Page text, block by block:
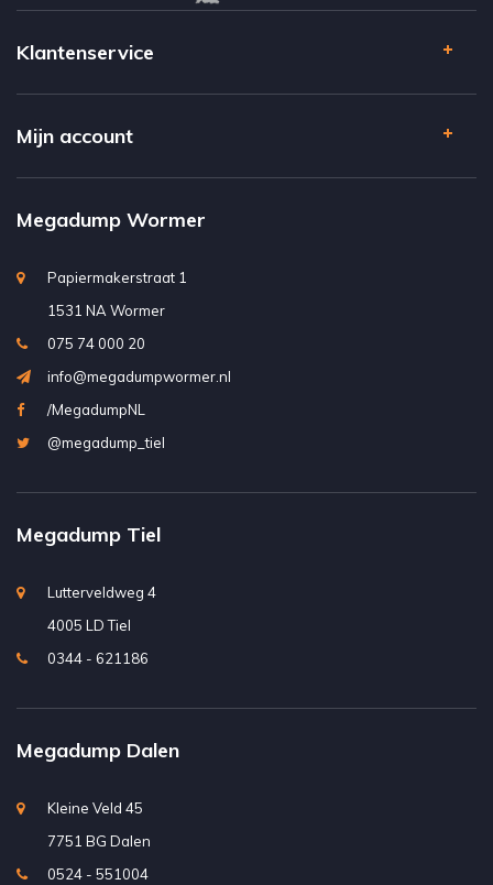
Klantenservice
Mijn account
Megadump Wormer
Papiermakerstraat 1
1531 NA Wormer
075 74 000 20
info@megadumpwormer.nl
/MegadumpNL
@megadump_tiel
Megadump Tiel
Lutterveldweg 4
4005 LD Tiel
0344 - 621186
Megadump Dalen
Kleine Veld 45
7751 BG Dalen
0524 - 551004